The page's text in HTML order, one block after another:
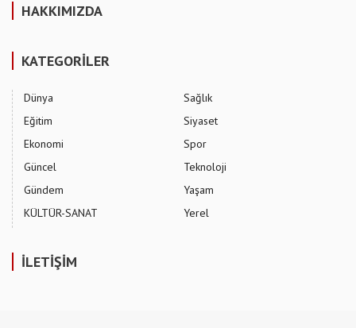
HAKKIMIZDA
KATEGORİLER
Dünya
Eğitim
Ekonomi
Güncel
Gündem
KÜLTÜR-SANAT
Sağlık
Siyaset
Spor
Teknoloji
Yaşam
Yerel
İLETİŞİM